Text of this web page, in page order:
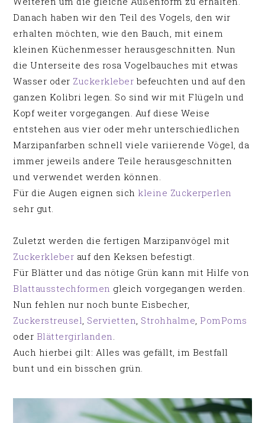
Danach haben wir den Teil des Vogels, den wir
erhalten möchten, wie den Bauch, mit einem
kleinen Küchenmesser herausgeschnitten. Nun
die Unterseite des rosa Vogelbauches mit etwas
Wasser oder Zuckerkleber befeuchten und auf den
ganzen Kolibri legen. So sind wir mit Flügeln und
Kopf weiter vorgegangen. Auf diese Weise
entstehen aus vier oder mehr unterschiedlichen
Marzipanfarben schnell viele variierende Vögel, da
immer jeweils andere Teile herausgeschnitten
und verwendet werden können.
Für die Augen eignen sich kleine Zuckerperlen
sehr gut.
Zuletzt werden die fertigen Marzipanvögel mit
Zuckerkleber auf den Keksen befestigt.
Für Blätter und das nötige Grün kann mit Hilfe von
Blattausstechformen gleich vorgegangen werden.
Nun fehlen nur noch bunte Eisbecher,
Zuckerstreusel, Servietten, Strohhalme, PomPoms
oder Blättergirlanden.
Auch hierbei gilt: Alles was gefällt, im Bestfall
bunt und ein bisschen grün.